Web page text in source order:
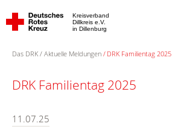
Kreisverband
Dillkreis e.V.
in Dillenburg
Das DRK Aktuelle Meldungen DRK Familientag 2025
DRK Familientag 2025
11.07.25